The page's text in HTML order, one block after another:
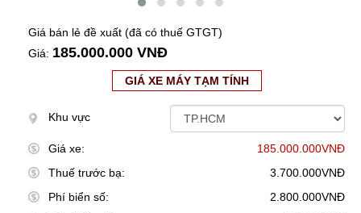
Giá bán lẻ đề xuất (đã có thuế GTGT)
Giá: 185.000.000 VNĐ
GIÁ XE MÁY TẠM TÍNH
Khu vực
Giá xe:
185.000.000VNĐ
Thuế trước bạ:
3.700.000VNĐ
Phí biển số:
2.800.000VNĐ